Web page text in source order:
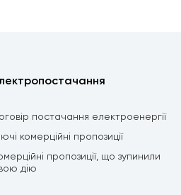
постачання електроенергії
комерційні пропозиції
пропозиції, що зупинили
дію